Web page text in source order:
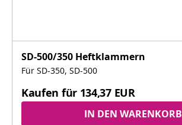
SD-500/350 Heftklammern
Für SD-350, SD-500
Kaufen für 134,37 EUR
IN DEN WARENKORB